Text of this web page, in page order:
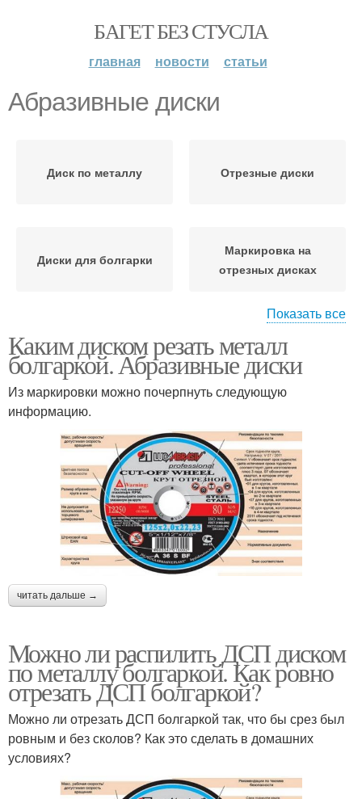
БАГЕТ БЕЗ СТУСЛА
главная новости статьи
Абразивные диски
Диск по металлу Отрезные диски
Диски для болгарки
Маркировка на
отрезных дисках
Диски по дереву Алмазные диски
Диск по бетону Диск для болгарки
Диск по дереву
Показать все
Каким диском резать металл
болгаркой. Абразивные диски
Из маркировки можно почерпнуть следующую
информацию.
читать дальше →
Можно ли распилить ДСП диском
по металлу болгаркой. Как ровно
отрезать ДСП болгаркой?
Можно ли отрезать ДСП болгаркой так, что бы срез был
ровным и без сколов? Как это сделать в домашних
условиях?